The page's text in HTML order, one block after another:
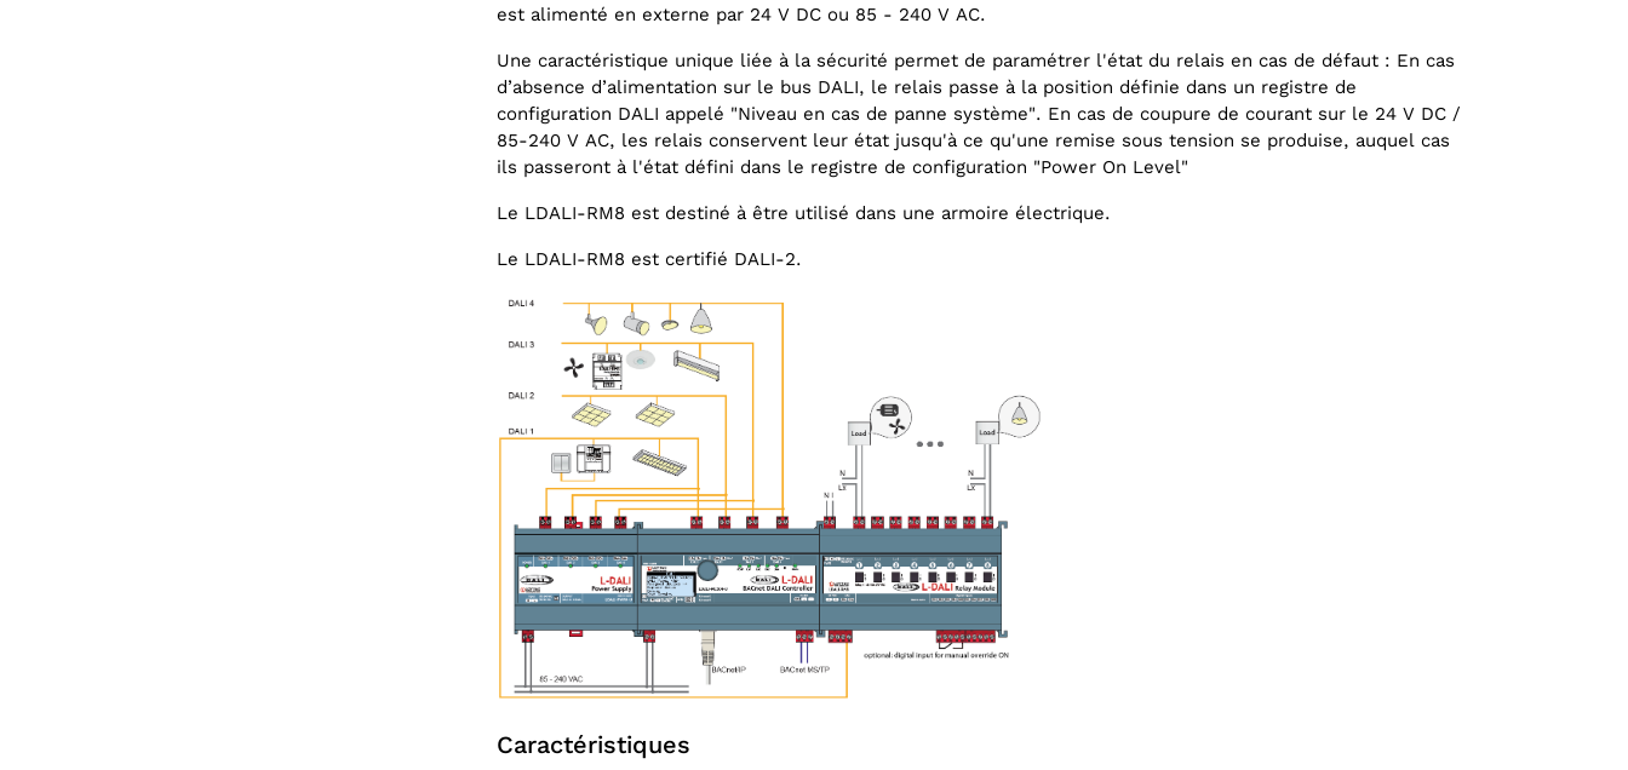
est alimenté en externe par 24 V DC ou 85 - 240 V AC.
Une caractéristique unique liée à la sécurité permet de paramétrer l'état du relais en cas de défaut : En cas
d’absence d’alimentation sur le bus DALI, le relais passe à la position définie dans un registre de
configuration DALI appelé "Niveau en cas de panne système". En cas de coupure de courant sur le 24 V DC /
85-240 V AC, les relais conservent leur état jusqu'à ce qu'une remise sous tension se produise, auquel cas
ils passeront à l'état défini dans le registre de configuration "Power On Level"
Le LDALI-RM8 est destiné à être utilisé dans une armoire électrique.
Le LDALI-RM8 est certifié DALI-2.
Caractéristiques